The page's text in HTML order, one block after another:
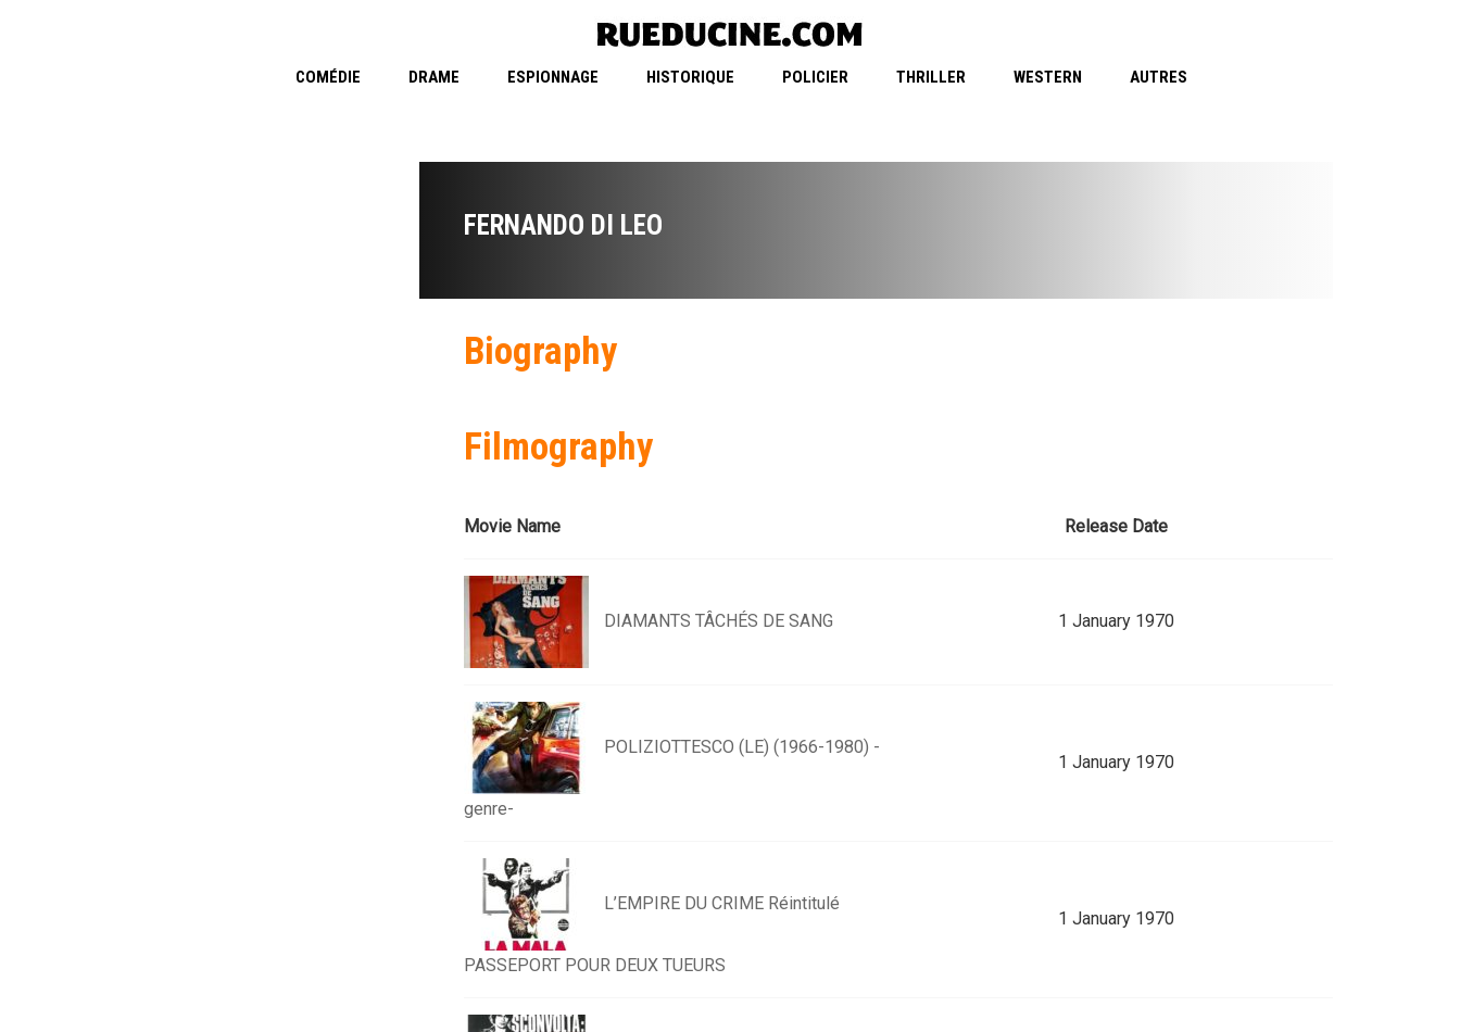
COMÉDIE DRAME ESPIONNAGE HISTORIQUE POLICIER THRILLER WESTERN AUTRES
FERNANDO DI LEO
Biography
Filmography
Movie Name Release Date
DIAMANTS TÂCHÉS DE SANG 1 January 1970
POLIZIOTTESCO (LE) (1966-1980) -
genre-
1 January 1970
L’EMPIRE DU CRIME Réintitulé
PASSEPORT POUR DEUX TUEURS
1 January 1970